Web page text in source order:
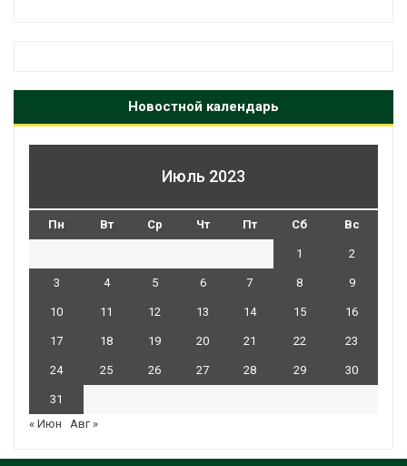
Новостной календарь
Июль 2023
Пн Вт Ср Чт Пт Сб Вс
1 2
3 4 5 6 7 8 9
10 11 12 13 14 15 16
17 18 19 20 21 22 23
24 25 26 27 28 29 30
31
« Июн
Авг »